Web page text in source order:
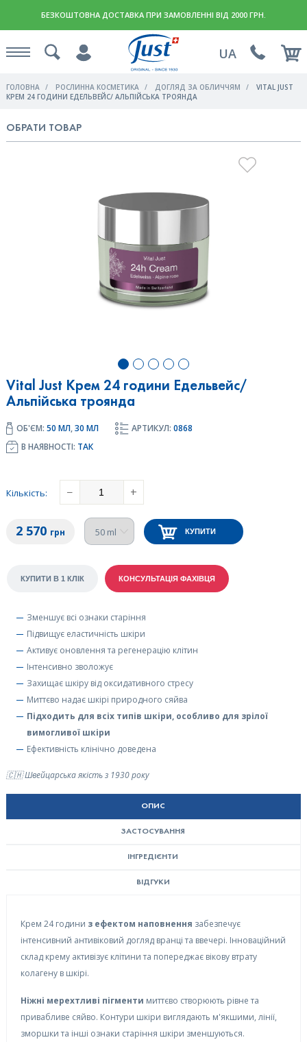
БЕЗКОШТОВНА ДОСТАВКА ПРИ ЗАМОВЛЕННІ ВІД 2000 ГРН.
UA
ГОЛОВНА РОСЛИННА КОСМЕТИКА ДОГЛЯД ЗА ОБЛИЧЧЯМ
VITAL JUST
КРЕМ 24 ГОДИНИ ЕДЕЛЬВЕЙС/ АЛЬПІЙСЬКА ТРОЯНДА
ОБРАТИ ТОВАР
Vital Just Крем 24 години Едельвейс/
Альпійська троянда
ОБ'ЄМ: 50 МЛ,30 МЛ АРТИКУЛ: 0868
В НАЯВНОСТІ: ТАК
Зменшує всі ознаки старіння
Підвищує еластичність шкіри
Активує оновлення та регенерацію клітин
Інтенсивно зволожує
Захищає шкіру від оксидативного стресу
Миттєво надає шкірі природного сяйва
Підходить для всіх типів шкіри, особливо для зрілої
вимогливої шкіри
Ефективність клінічно доведена
🇨🇭 Швейцарська якість з 1930 року
Кількість: − +
2 570 грн КУПИТИ
ОПИС
ЗАСТОСУВАННЯ
ІНГРЕДІЄНТИ
ВІДГУКИ
Крем 24 години з ефектом наповнення забезпечує
інтенсивний антивіковий догляд вранці та ввечері. Інноваційний
склад крему активізує клітини та попереджає вікову втрату
колагену в шкірі.
Ніжні мерехтливі пігменти миттєво створюють рівне та
привабливе сяйво. Контури шкіри виглядають м'якшими, лінії,
зморшки та інші ознаки старіння шкіри зменшуються.